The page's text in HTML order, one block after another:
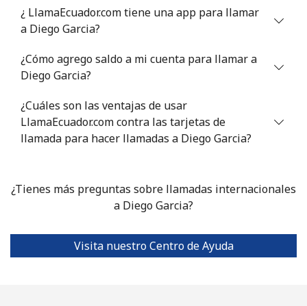
¿ LlamaEcuador.com tiene una app para llamar
a Diego Garcia?
¿Cómo agrego saldo a mi cuenta para llamar a
Diego Garcia?
¿Cuáles son las ventajas de usar
LlamaEcuador.com contra las tarjetas de
llamada para hacer llamadas a Diego Garcia?
¿Tienes más preguntas sobre llamadas internacionales
a Diego Garcia?
Visita nuestro Centro de Ayuda